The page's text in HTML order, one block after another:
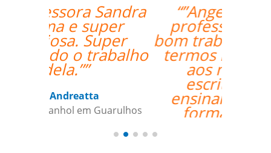
“”Angelica, minha
professora, fez um
bom trabalho trazendo
termos relacionados
aos negócios /
escritório, e as
ensinando de uma
forma prática e
incorporada com a
aprendizagem em